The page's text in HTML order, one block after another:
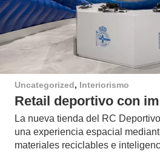
Uncategorized, Interiorismo
Retail deportivo con
La nueva tienda del RC
una experiencia espacial
materiales reciclables e